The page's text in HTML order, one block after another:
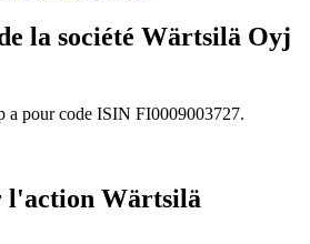
la société Wärtsilä Oyj
pour code ISIN FI0009003727.
l'action Wärtsilä